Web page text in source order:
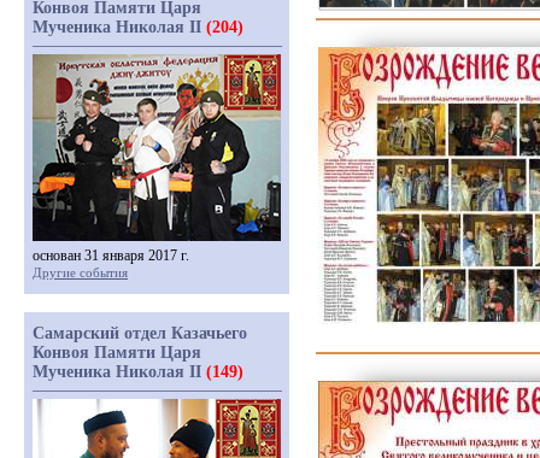
Конвоя Памяти Царя
Мученика Николая II (204)
основан 31 января 2017 г.
Другие события
Самарский отдел Казачьего
Конвоя Памяти Царя
Мученика Николая II (149)